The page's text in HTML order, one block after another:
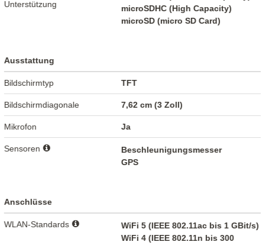
Unterstützung
microSDHC (High Capacity)
microSD (micro SD Card)
Ausstattung
Bildschirmtyp TFT
Bildschirmdiagonale 7,62 cm (3 Zoll)
Mikrofon Ja
Sensoren
Beschleunigungsmesser
GPS
Anschlüsse
WLAN-Standards
WiFi 5 (IEEE 802.11ac bis 1 GBit/s)
WiFi 4 (IEEE 802.11n bis 300